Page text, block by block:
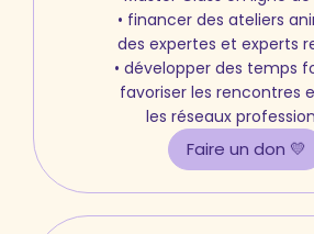
• financer des ateliers
des expertes et experts
• développer des temps
favoriser les rencontres
les réseaux
Faire un don 💛